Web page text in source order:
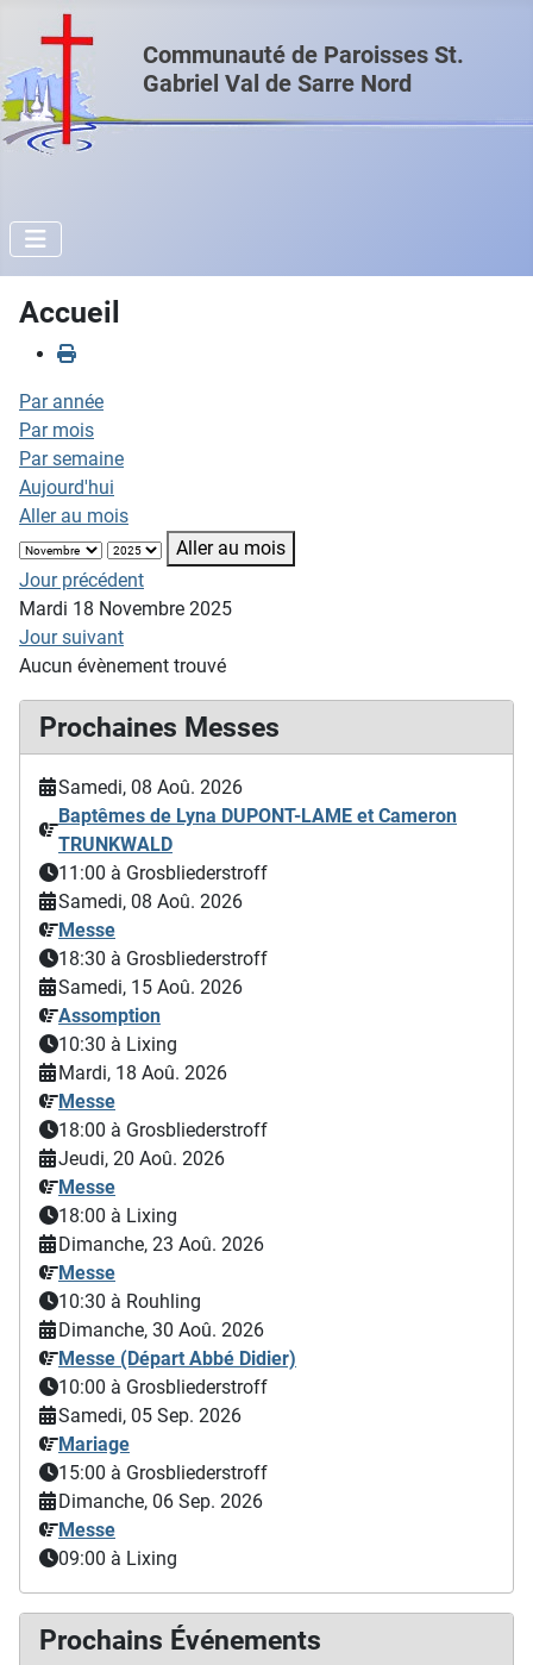
Communauté de Paroisses St.
Gabriel Val de Sarre Nord
Accueil
Par année
Par mois
Par semaine
Aujourd'hui
Aller au mois
Aller au mois
Jour précédent
Mardi 18 Novembre 2025
Jour suivant
Aucun évènement trouvé
Prochaines Messes
Samedi, 08 Aoû. 2026
Baptêmes de Lyna DUPONT-LAME et Cameron
TRUNKWALD
11:00 à Grosbliederstroff
Samedi, 08 Aoû. 2026
Messe
18:30 à Grosbliederstroff
Samedi, 15 Aoû. 2026
Assomption
10:30 à Lixing
Mardi, 18 Aoû. 2026
Messe
18:00 à Grosbliederstroff
Jeudi, 20 Aoû. 2026
Messe
18:00 à Lixing
Dimanche, 23 Aoû. 2026
Messe
10:30 à Rouhling
Dimanche, 30 Aoû. 2026
Messe (Départ Abbé Didier)
10:00 à Grosbliederstroff
Samedi, 05 Sep. 2026
Mariage
15:00 à Grosbliederstroff
Dimanche, 06 Sep. 2026
Messe
09:00 à Lixing
Prochains Événements